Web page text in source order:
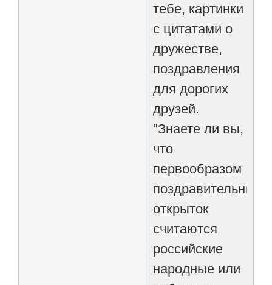
тебе, картинки
с цитатами о
дружестве,
поздравления
для дорогих
друзей.
"Знаете ли вы,
что
первообразом
поздравительных
открыток
считаются
российские
народные или